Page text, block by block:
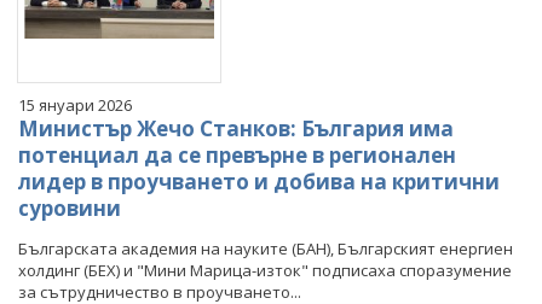
15 януари 2026
Министър Жечо Станков: България има
потенциал да се превърне в регионален
лидер в проучването и добива на критични
суровини
Българската академия на науките (БАН), Българският енергиен
холдинг (БЕХ) и "Мини Марица-изток" подписаха споразумение
за сътрудничество в проучването...